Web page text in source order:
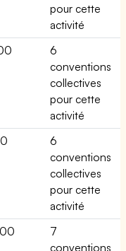
pour cette
activité
6
conventions
collectives
pour cette
activité
6
conventions
collectives
pour cette
activité
7
conventions